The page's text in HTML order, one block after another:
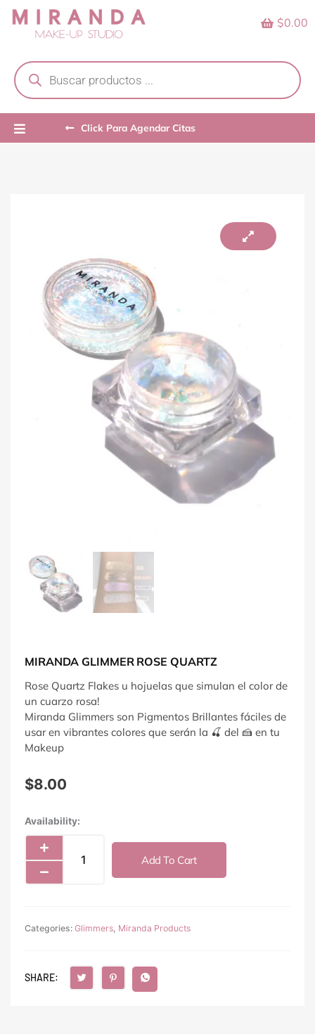
Skip
search
$0.00
Click Para Agendar Citas
MIRANDA GLIMMER ROSE QUARTZ
Rose Quartz Flakes u hojuelas que simulan el color de
un cuarzo rosa!
Miranda Glimmers son Pigmentos Brillantes fáciles de
usar en vibrantes colores que serán la 🍒 del 🍰 en tu
Makeup
$8.00
Availability:Miranda
Quartz
Add To Cart
Categories: Glimmers, Miranda Products
SHARE: